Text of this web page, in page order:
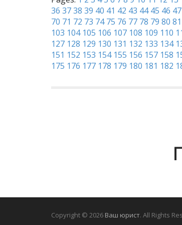
36 3738 39 40 41 42 43 44 45 46 47
70 71 72 73 74 75 76 77 78 79 80 81
103 104 105 106 107 108 109 110
127 128 129 130 131 132 133 134
151 152 153 154 155 156 157 158
175 176 177 178 179 180 181 182
Copyright © 2026 Ваш юрист. All Rights